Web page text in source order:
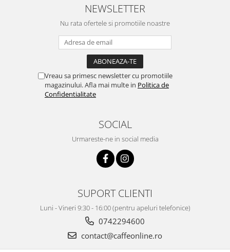
NEWSLETTER
Nu rata ofertele si promotiile noastre
Vreau sa primesc newsletter cu promotiile
magazinului. Afla mai multe in Politica de
Confidentialitate
SOCIAL
Urmareste-ne in social media
SUPORT CLIENTI
Luni - Vineri 9:30 - 16:00 (pentru apeluri telefonice)
0742294600
contact@caffeonline.ro